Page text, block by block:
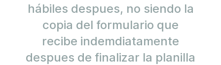
hábiles despues, no siendo la
copia del formulario que
recibe indemdiatamente
despues de finalizar la planilla